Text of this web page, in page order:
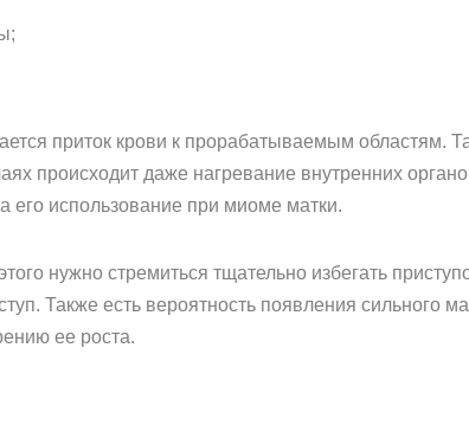
приток крови к прорабатываемым областям.
происходит даже нагревание внутренних
его использование при миоме матки.
нужно стремиться тщательно избегать
Также есть вероятность появления сильного
ее роста.